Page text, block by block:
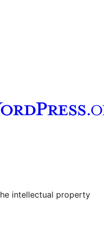
YouTube
compte Tumblr
intellectual property